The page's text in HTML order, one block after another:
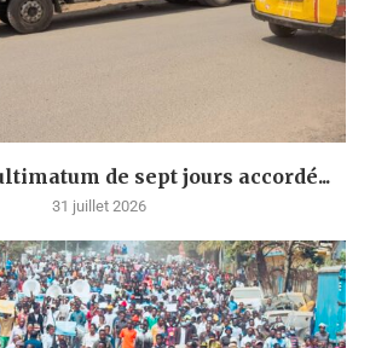
de sept jours accordé...
31 juillet 2026